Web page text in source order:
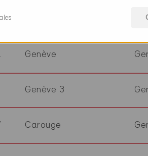
Genève
Genève 3
Carouge